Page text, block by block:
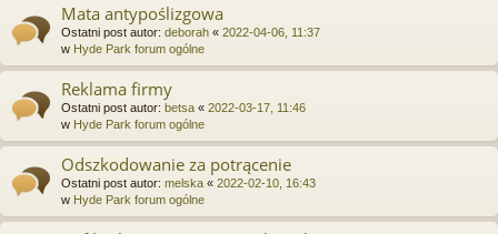
Mata antypoślizgowa
Ostatni post autor: deborah « 2022-04-06, 11:37
w Hyde Park forum ogólne
Reklama firmy
Ostatni post autor: betsa « 2022-03-17, 11:46
w Hyde Park forum ogólne
Odszkodowanie za potrącenie
Ostatni post autor: melska « 2022-02-10, 16:43
w Hyde Park forum ogólne